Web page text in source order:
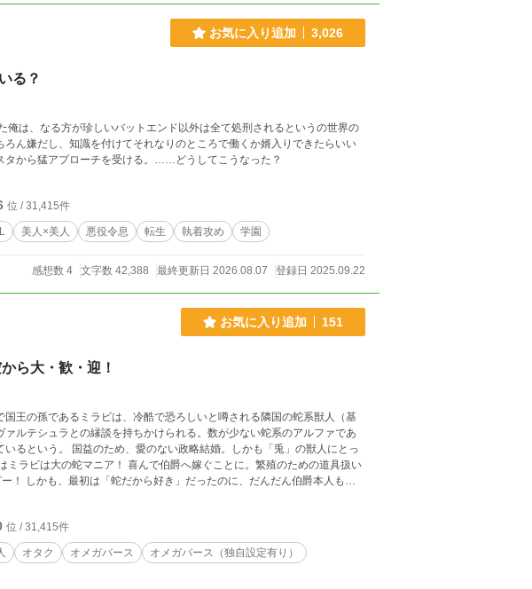
お気に入り追加 3,026
る？
は、なる方が珍しいバットエンド以外は全て処刑されるというの世界の
ん嫌だし、知識を付けてそれなりのところで働くか婿入りできたらいい
から猛アプローチを受ける。……どうしてこうなった？
位 / 31,415件
美人×美人 悪役令息 転生 執着攻め 学園
感想数 4 文字数 42,388 最終更新日 2026.08.07 登録日 2025.09.22
お気に入り追加 151
ら大・歓・迎！
王の孫であるミラビは、冷酷で恐ろしいと噂される隣国の蛇系獣人（基
ルテシュラとの縁談を持ちかけられる。数が少ない蛇系のアルファであ
るという。 国益のため、愛のない政略結婚。しかも「兎」の獣人にとっ
ビは大の蛇マニア！ 喜んで伯爵へ嫁ぐことに。繁殖のための道具扱い
！ しかも、最初は「蛇だから好き」だったのに、だんだん伯爵本人も素
てからずっと嫌われ続けてきたため、ミラビが楽しそうにする様子に戸
われ者の執着溺愛な蛇アルファ】×【かわいい蛇マニア兎オメガ】のハイ
します。（14話までは1日4～5回更新） ※Rシーンには「★」つけてい
飼育・生態に関する描写が出てきますが、あくまで異世界に生息する蛇
ターが存在しない異世界独自の対策なので、現代では専用ヒーターで快
位 / 31,415件
オタク オメガバース
オメガバース（独自設定有り）